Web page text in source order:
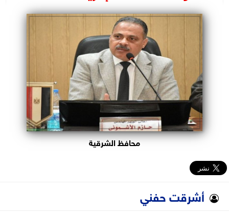
البرلمان
الوزارات
الأحزاب
محافظ الشرقية
أشرقت حفني